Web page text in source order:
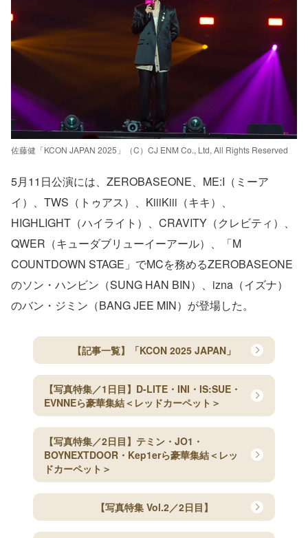
佐藤健「KCON JAPAN 2025」（C）CJ ENM Co., Ltd, All Rights Reserved
5月11日公演には、ZEROBASEONE、ME:I（ミーア
イ）、TWS（トゥアス）、KiiiKiii（キキ）、
HIGHLIGHT（ハイライト）、CRAVITY（クレビティ）、
QWER（キューダブリューイーアール）、「M
COUNTDOWN STAGE」でMCを務めるZEROBASEONE
のソン・ハンビン（SUNG HAN BIN）、izna（イズナ）
のバン・ジミン（BANG JEE MIN）が登場した。
【記事一覧】「KCON 2025 JAPAN」
【写真特集／1日目】D-LITE・INI・IS:SUE・
EVNNEら豪華集結＜レッドカーペット＞
【写真特集／2日目】テミン・JO1・
BOYNEXTDOOR・Kep1erら豪華集結＜レッ
ドカーペット＞
【写真特集 Vol.2／2日目】